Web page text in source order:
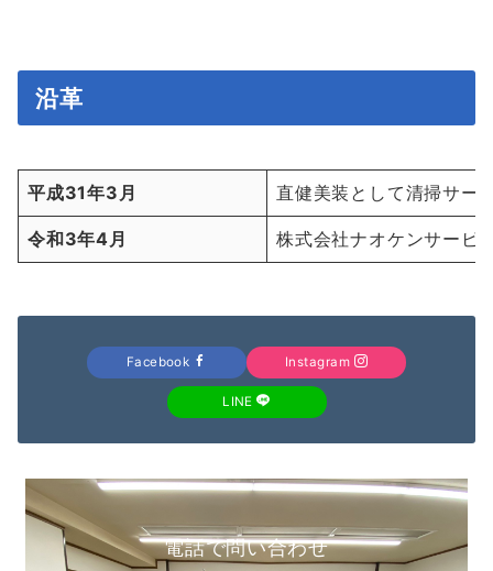
沿革
平成31年3月 直健美装として清掃サー
令和3年4月 株式会社ナオケンサービ
Facebook Instagram
LINE
電話で問い合わせ